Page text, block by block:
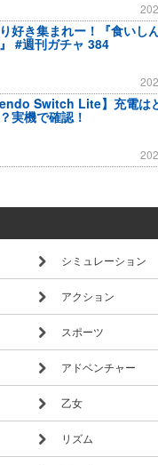
好き集まれー！『食いし
#週刊ガチャ 384
Switch Lite】充電は
実機で確認！
シミュレーション
アクション
スポーツ
アドベンチャー
乙女
リズム